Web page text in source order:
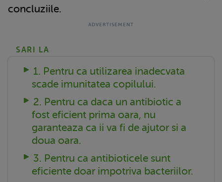
concluziile.
SARI LA
1. Pentru ca utilizarea inadecvata
scade imunitatea copilului.
2. Pentru ca daca un antibiotic a
fost eficient prima oara, nu
garanteaza ca ii va fi de ajutor si a
doua oara.
3. Pentru ca antibioticele sunt
eficiente doar impotriva bacteriilor.